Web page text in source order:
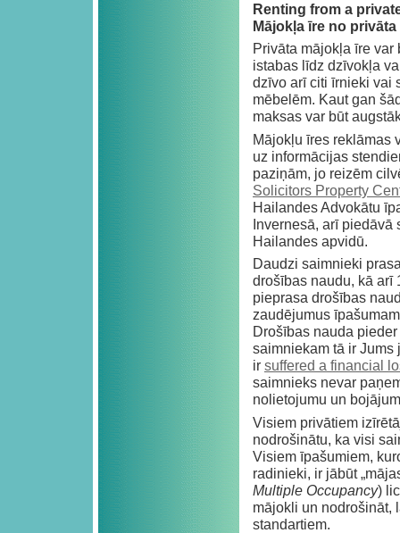
Renting from a
Mājokļa īre no
Privāta mājokļa īre
istabas līdz dzīvokļa
dzīvo arī citi īrnieki vai
mēbelēm. Kaut gan
maksas var būt
Mājokļu īres reklāmas
uz informācijas
paziņām, jo reizēm
Solicitors Property
Hailandes Advokātu
Invernesā, arī piedāvā
Hailandes apvidū.
Daudzi saimnieki
drošības naudu, kā arī
pieprasa drošības
zaudējumus
Drošības nauda
saimniekam tā ir
ir suffered a financial
saimnieks nevar
nolietojumu un
Visiem privātiem
nodrošinātu, ka visi
Visiem īpašumiem,
radinieki, ir jābūt
Multiple Occupancy)
mājokli un nodrošināt,
standartiem.